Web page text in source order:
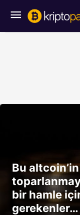
Bu
bir hamle
gerekenler…